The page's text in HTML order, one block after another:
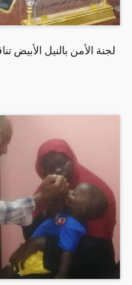
لجنة الأمن بالنيل الأبيض